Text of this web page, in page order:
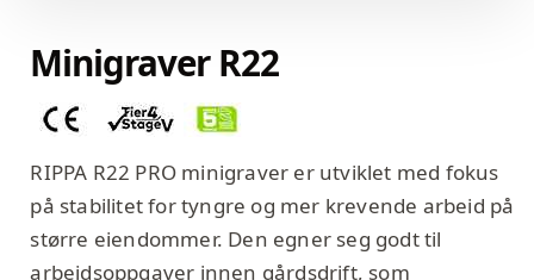
Minigraver R22
RIPPA R22 PRO minigraver er utviklet med fokus
på stabilitet for tyngre og mer krevende arbeid på
større eiendommer. Den egner seg godt til
arbeidsoppgaver innen gårdsdrift, som